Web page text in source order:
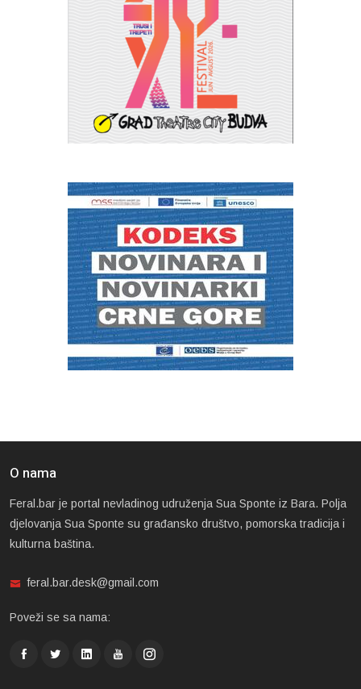
O nama
Feral.bar je portal nevladinog udruženja Sua Sponte iz Bara. Polja
djelovanja Sua Sponte su građansko društvo, pomorska tradicija i
kulturna baština.
feral.bar.desk@gmail.com
Poveži se sa nama: